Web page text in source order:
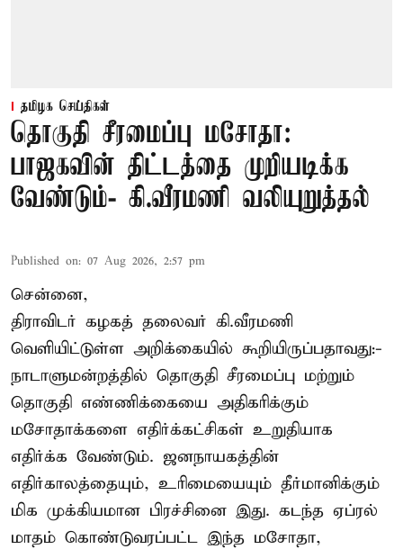
தமிழக செய்திகள்
தொகுதி சீரமைப்பு மசோதா:
பாஜகவின் திட்டத்தை முறியடிக்க
வேண்டும்- கி.வீரமணி வலியுறுத்தல்
Published on: 07 Aug 2026, 2:57 pm
சென்னை,
திராவிடர் கழகத் தலைவர் கி.வீரமணி
வெளியிட்டுள்ள அறிக்கையில் கூறியிருப்பதாவது:-
நாடாளுமன்றத்தில் தொகுதி சீரமைப்பு மற்றும்
தொகுதி எண்ணிக்கையை அதிகரிக்கும்
மசோதாக்களை எதிர்க்கட்சிகள் உறுதியாக
எதிர்க்க வேண்டும். ஜனநாயகத்தின்
எதிர்காலத்தையும், உரிமையையும் தீர்மானிக்கும்
மிக முக்கியமான பிரச்சினை இது. கடந்த ஏப்ரல்
மாதம் கொண்டுவரப்பட்ட இந்த மசோதா,